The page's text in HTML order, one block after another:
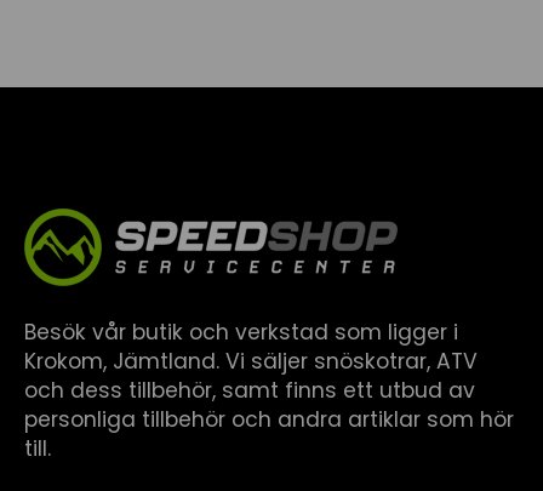
Besök vår butik och verkstad som ligger i
Krokom, Jämtland. Vi säljer snöskotrar, ATV
och dess tillbehör, samt finns ett utbud av
personliga tillbehör och andra artiklar som hör
till.